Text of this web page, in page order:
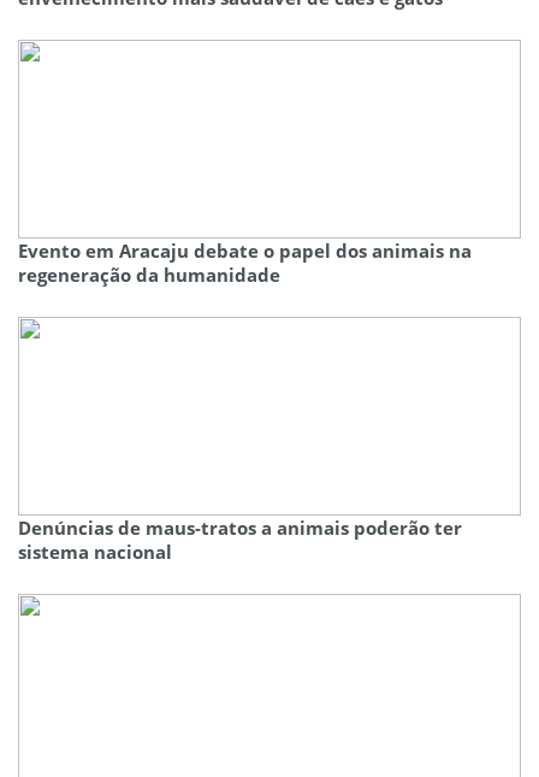
Evento em Aracaju debate o papel dos animais na
regeneração da humanidade
Denúncias de maus-tratos a animais poderão ter
sistema nacional